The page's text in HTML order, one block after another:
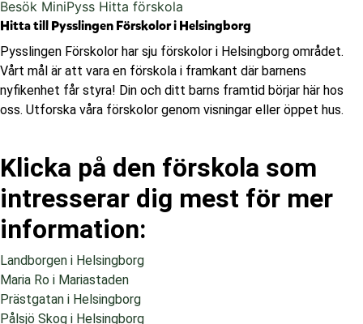
Besök MiniPyss Hitta förskola
Hitta till Pysslingen Förskolor i Helsingborg
Pysslingen Förskolor har sju förskolor i Helsingborg området.
Vårt mål är att vara en förskola i framkant där barnens
nyfikenhet får styra! Din och ditt barns framtid börjar här hos
oss. Utforska våra förskolor genom visningar eller öppet hus.
Klicka på den förskola som
intresserar dig mest för mer
information:
Landborgen i Helsingborg
Maria Ro i Mariastaden
Prästgatan i Helsingborg
Pålsjö Skog i Helsingborg